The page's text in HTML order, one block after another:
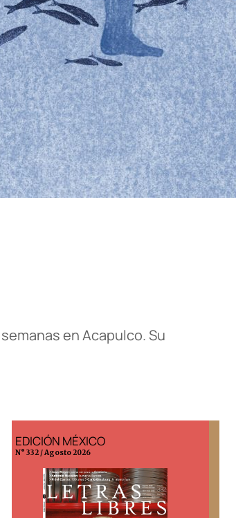
en Acapulco. Su
EDICIÓN ESPAÑA
N° 299 / Agosto 2026